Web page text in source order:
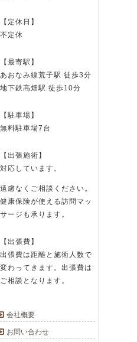
【定休日】
不定休
【最寄駅】
あおなみ線荒子駅 徒歩3分
地下鉄高畑駅 徒歩10分
【駐車場】
無料駐車場7台
【出張施術】
対応しています。
遠慮なくご相談ください。
健康保険が使える訪問マッ
サージも承ります。
【出張費】
出張費は距離と施術人数で
変わってきます。出張費は
ご相談となります。
会社概要
お問い合わせ